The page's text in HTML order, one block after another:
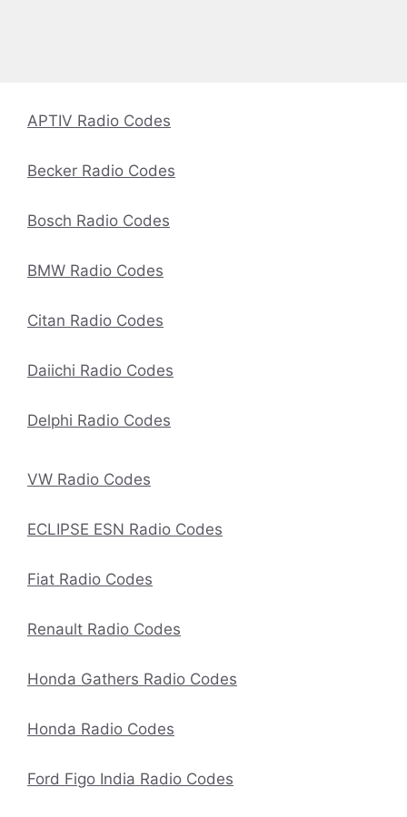
APTIV Radio Codes
Becker Radio Codes
Bosch Radio Codes
BMW Radio Codes
Citan Radio Codes
Daiichi Radio Codes
Delphi Radio Codes
VW Radio Codes
ECLIPSE ESN Radio Codes
Fiat Radio Codes
Renault Radio Codes
Honda Gathers Radio Codes
Honda Radio Codes
Ford Figo India Radio Codes